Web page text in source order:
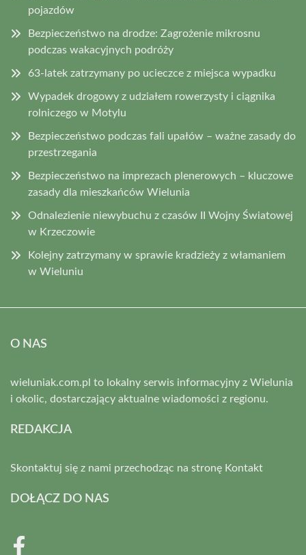
pojazdów
Bezpieczeństwo na drodze: Zagrożenie mikrosnu
podczas wakacyjnych podróży
63-latek zatrzymany po ucieczce z miejsca wypadku
Wypadek drogowy z udziałem rowerzysty i ciągnika
rolniczego w Motylu
Bezpieczeństwo podczas fali upałów – ważne zasady do
przestrzegania
Bezpieczeństwo na imprezach plenerowych – kluczowe
zasady dla mieszkańców Wielunia
Odnalezienie niewybuchu z czasów II Wojny Światowej
w Krzeczowie
Kolejny zatrzymany w sprawie kradzieży z włamaniem
w Wieluniu
O NAS
wieluniak.com.pl to lokalny serwis informacyjny z Wielunia
i okolic, dostarczający aktualne wiadomości z regionu.
REDAKCJA
Skontaktuj się z nami przechodząc na stronę Kontakt
DOŁĄCZ DO NAS